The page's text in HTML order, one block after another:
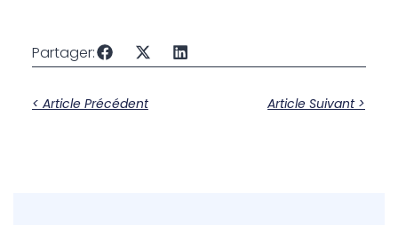
Partager:
< Article Précédent Article Suivant >